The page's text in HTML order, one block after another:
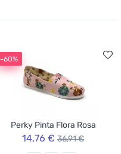
-60%
Perky Pinta Flora Rosa
14,76 € 36,91 €